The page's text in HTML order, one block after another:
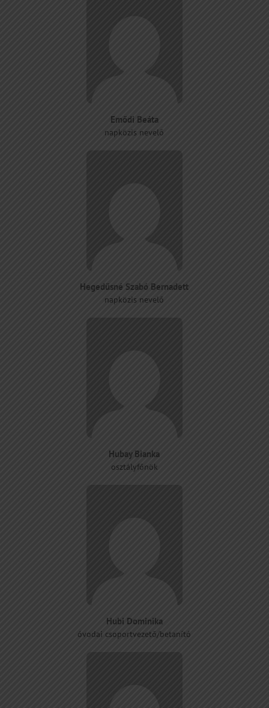
Emődi Beáta
napközis nevelő
Hegedűsné Szabó Bernadett
napközis nevelő
Hubay Bianka
osztályfőnök
Hubi Dominika
óvodai csoportvezető/betanító